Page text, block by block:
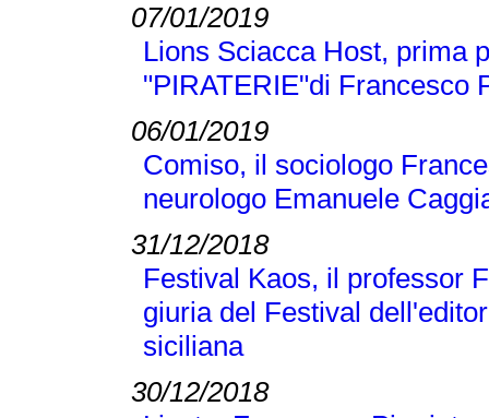
07/01/2019
Lions Sciacca Host, prima
"PIRATERIE"di Francesco
06/01/2019
Comiso, il sociologo
neurologo Emanuele
31/12/2018
Festival Kaos, il professor
giuria del Festival
siciliana
30/12/2018